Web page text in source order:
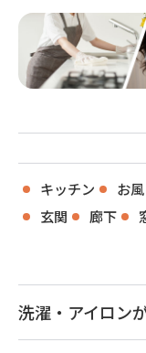
キッチン お
玄関
廊下
洗濯・アイロン